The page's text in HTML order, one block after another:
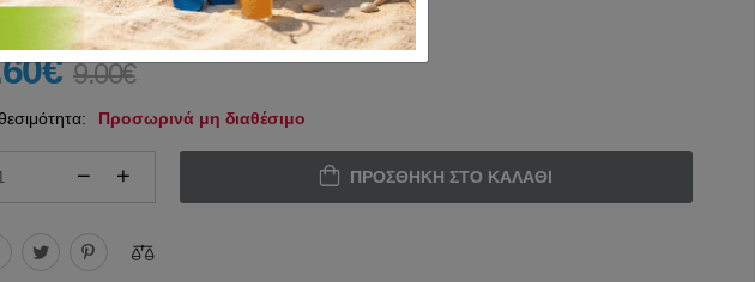
9.00€
Προσωρινά μη διαθέσιμο
ΠΡΟΣΘΉΚΗ ΣΤΟ ΚΑΛΆΘΙ